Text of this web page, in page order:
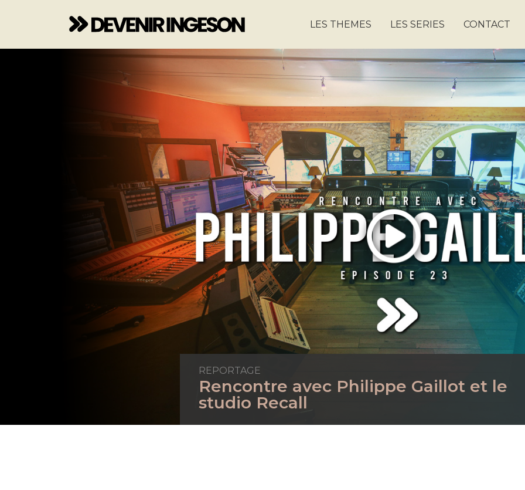
LES THEMES LES SERIES CONTACT
REPORTAGE
Rencontre avec Philippe Gaillot et le
studio Recall